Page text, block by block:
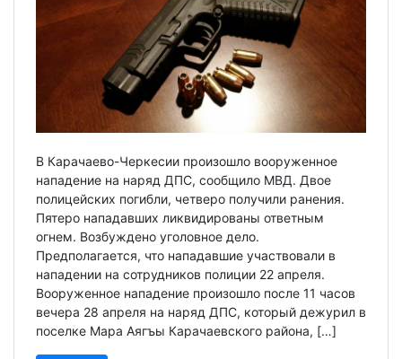
В Карачаево-Черкесии произошло вооруженное
нападение на наряд ДПС, сообщило МВД. Двое
полицейских погибли, четверо получили ранения.
Пятеро нападавших ликвидированы ответным
огнем. Возбуждено уголовное дело.
Предполагается, что нападавшие участвовали в
нападении на сотрудников полиции 22 апреля.
Вооруженное нападение произошло после 11 часов
вечера 28 апреля на наряд ДПС, который дежурил в
поселке Мара Аягъы Карачаевского района, […]